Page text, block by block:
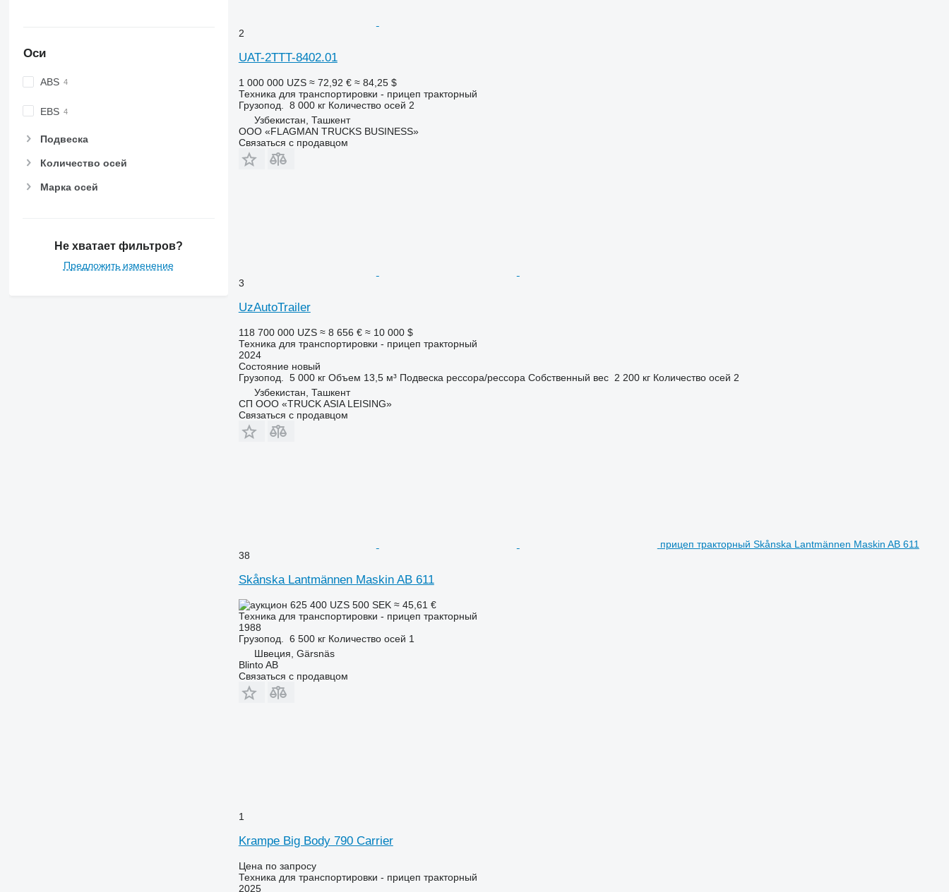
Оси
ABS
EBS
Подвеска
Количество осей
Марка осей
Не хватает фильтров?
Предложить изменение
2
UAT-2TTT-8402.01
1 000 000 UZS ≈ 72,92 € ≈ 84,25 $
Техника для транспортировки - прицеп тракторный
Грузопод.
8 000 кг Количество осей 2
Узбекистан, Ташкент
ООО «FLAGMAN TRUCKS BUSINESS»
Связаться с продавцом
3
UzAutoTrailer
118 700 000 UZS ≈ 8 656 € ≈ 10 000 $
Техника для транспортировки - прицеп тракторный
2024
Состояниеновый
Грузопод.
5 000 кг Объем 13,5 м³ Подвеска рессора/рессора Собственный вес 2 200 кг Количество осей 2
Узбекистан, Ташкент
СП ООО «TRUCK ASIA LEISING»
Связаться с продавцом
прицеп тракторный Skånska Lantmännen Maskin AB 611
38
Skånska Lantmännen Maskin AB 611
625 400 UZS 500 SEK ≈ 45,61 €
Техника для транспортировки - прицеп тракторный
1988
Грузопод.
6 500 кг Количество осей 1
Швеция, Gärsnäs
Blinto AB
Связаться с продавцом
1
Krampe Big Body 790 Carrier
Цена по запросу
Техника для транспортировки - прицеп тракторный
2025